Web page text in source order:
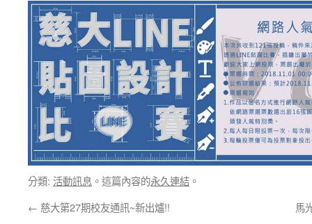
分類: 活動訊息 。這篇內容的永久連結 。
← 慈大第27期校友通訊~新出爐!! 馬